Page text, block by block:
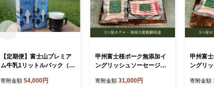
【定期便】富士山プレミア
ム牛乳1リットルパック（3
寄附金額 54,000円
甲州富士桜ポーク無添加イ
ングリッシュソーセージ&
004
寄附金額 31,000円
甲州富
ングリ
003
寄附金額